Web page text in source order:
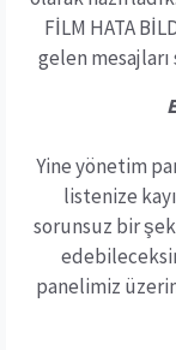
FİLM HATA
gelen
Yine yönetim
listenize
sorunsuz bir
panelimiz